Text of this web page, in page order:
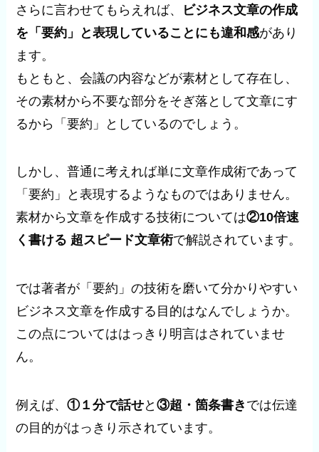
さらに言わせてもらえれば、
ビジネス文章の作成
を「要約」と表現していることにも違和感があり
ます。
もともと、会議の内容などが素材として存在し、
その素材から不要な部分をそぎ落として文章にす
るから「要約」としているのでしょう。
しかし、普通に考えれば単に文章作成術であって
「要約」と表現するようなものではありません。
素材から文章を作成する技術については②10倍速
く書ける 超スピード文章術で解説されています。
では著者が「要約」の技術を磨いて分かりやすい
ビジネス文章を作成する目的はなんでしょうか。
この点についてははっきり明言はされていませ
ん。
例えば、①１分で話せと③超・箇条書き では伝達
の目的がはっきり示されています。